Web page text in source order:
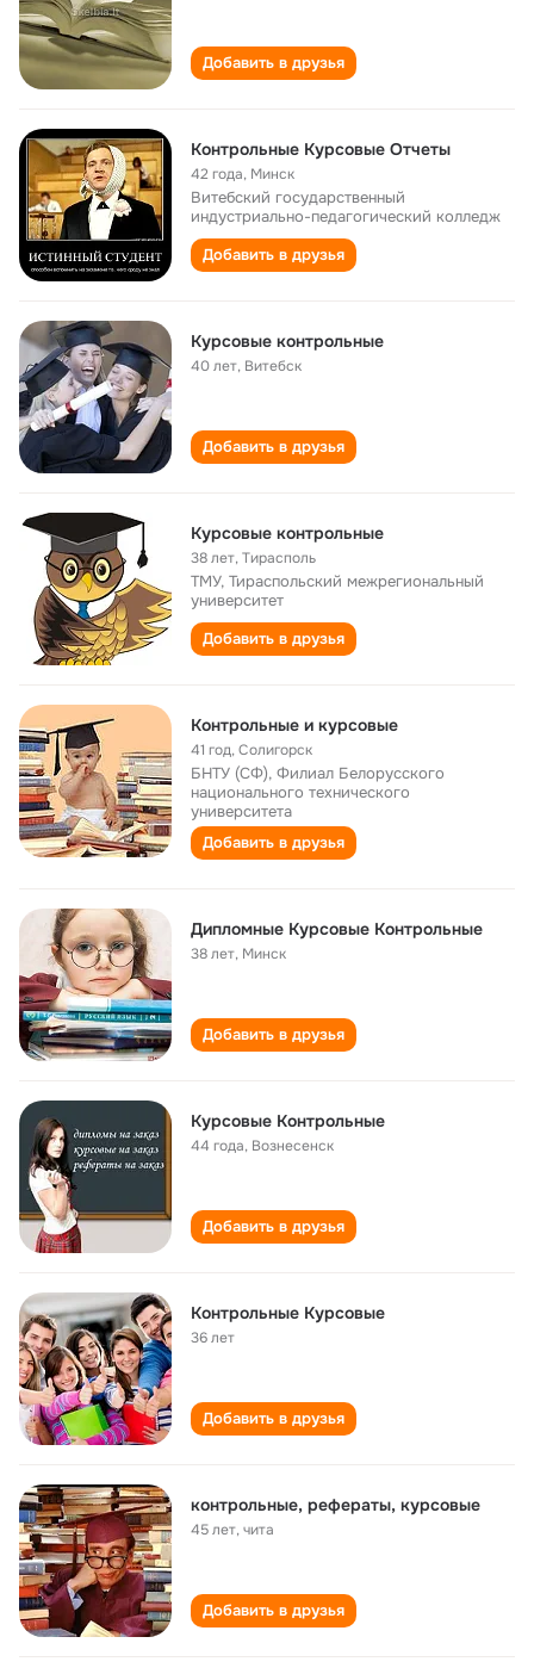
Добавить в друзья
Контрольные Курсовые Отчеты
42 года, Минск
Витебский государственный
индустриально-педагогический колледж
Добавить в друзья
Курсовые контрольные
40 лет, Витебск
Добавить в друзья
Курсовые контрольные
38 лет,Тирасполь
ТМУ, Тираспольский межрегиональный
университет
Добавить в друзья
Контрольные и курсовые
41 год,Солигорск
БНТУ (СФ), Филиал Белорусского
национального технического
университета
Добавить в друзья
Дипломные Курсовые Контрольные
38 лет, Минск
Добавить в друзья
Курсовые Контрольные
44 года, Вознесенск
Добавить в друзья
Контрольные Курсовые
36 лет
Добавить в друзья
контрольные, рефераты, курсовые
45 лет,чита
Добавить в друзья